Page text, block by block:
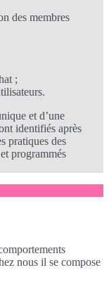
des membres
;
et d’une
identifiés après
pratiques des
programmés
nous il se compose